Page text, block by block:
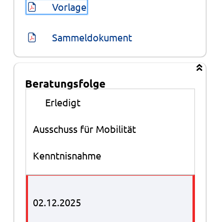
Vorlage
Sammeldokument
Beratungsfolge
Beratungsfolge
Erledigt
Ausschuss für Mobilität
Kenntnisnahme
02.12.2025